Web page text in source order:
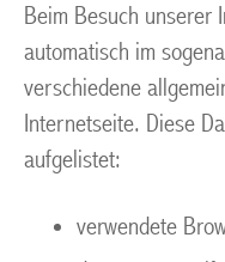
Beim Besuch unserer
automatisch im
verschiedene
Internetseite. Diese
aufgelistet:
verwendete